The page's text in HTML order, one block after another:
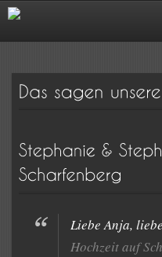
Liebe Anja,
Hochzeit auf